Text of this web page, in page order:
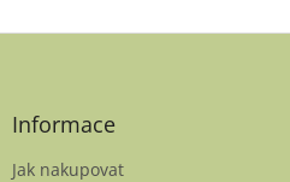
Z
Informace
Jak nakupovat